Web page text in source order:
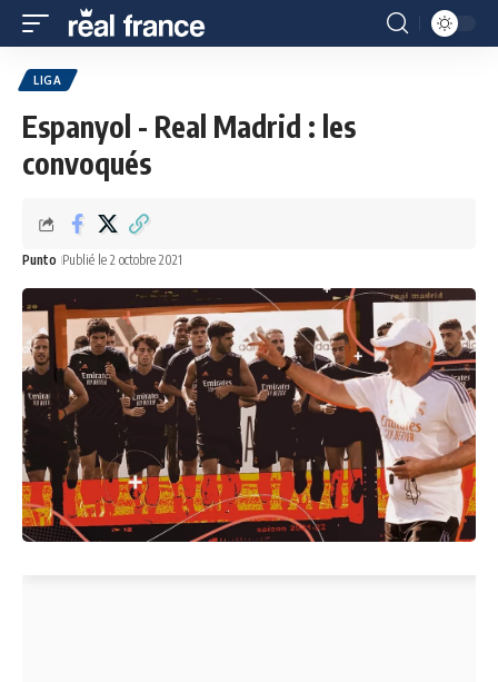
LIGA
Espanyol - Real Madrid : les
convoqués
Punto Publié le 2 octobre 2021